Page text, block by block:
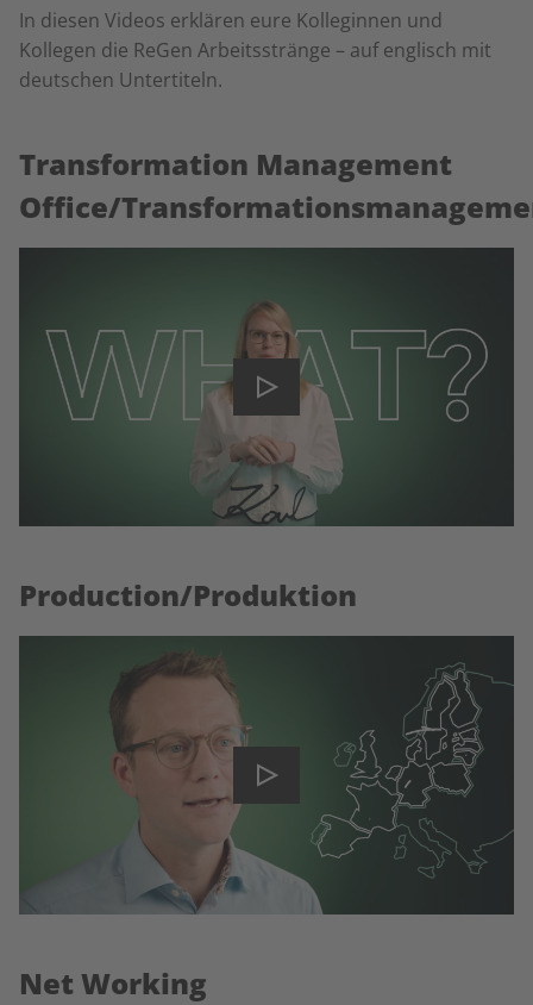
In diesen Videos erklären eure Kolleginnen und
Kollegen die ReGen Arbeitsstränge – auf englisch mit
deutschen Untertiteln.
Transformation Management
Office/
Production/Produktion
Net Working